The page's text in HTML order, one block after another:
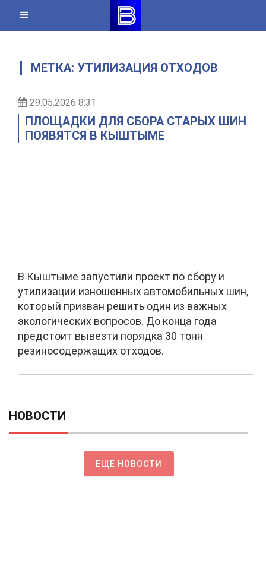
content
МЕТКА: УТИЛИЗАЦИЯ ОТХОДОВ
29.05.2026 8:31
ПЛОЩАДКИ ДЛЯ СБОРА СТАРЫХ ШИН
ПОЯВЯТСЯ В КЫШТЫМЕ
В Кыштыме запустили проект по сбору и
утилизации изношенных автомобильных шин,
который призван решить один из важных
экологических вопросов. До конца года
предстоит вывезти порядка 30 тонн
резиносодержащих отходов.
НОВОСТИ
ЕЩЕ НОВОСТИ